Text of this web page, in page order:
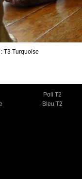
: T3 Turquoise
Poli T2
Bleu T2